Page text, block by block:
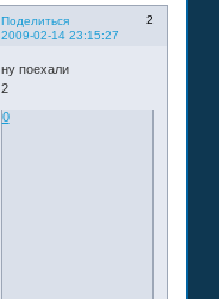
Поделиться
2
2009-02-14 23:15:27
ну поехали
2
0